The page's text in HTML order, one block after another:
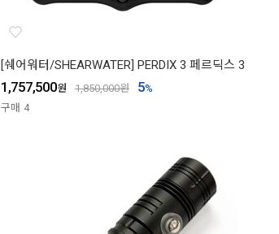
[쉐어워터/SHEARWATER] PERDIX 3 페르딕스 3
1,757,500원 1,850,000원 5%
구매 4